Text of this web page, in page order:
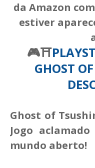
da Amazon
estiver
🎮⛩️
GHOST
Ghost of
Jogo
mundo aberto!